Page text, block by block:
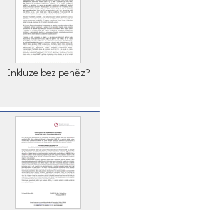
Inkluze bez peněz?